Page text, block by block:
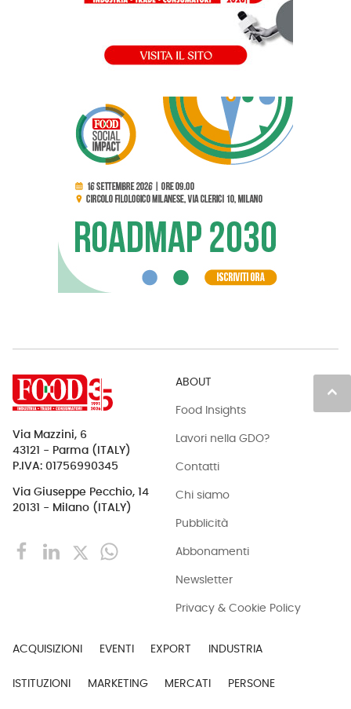
keyboard_arrow_up
Via Mazzini, 6
43121 - Parma (ITALY)
P.IVA: 01756990345
Via Giuseppe Pecchio, 14
20131 - Milano (ITALY)
ABOUT
Food Insights
Lavori nella GDO?
Contatti
Chi siamo
Pubblicità
Abbonamenti
Newsletter
Privacy & Cookie Policy
ACQUISIZIONI EVENTI EXPORT INDUSTRIA
ISTITUZIONI MARKETING MERCATI PERSONE